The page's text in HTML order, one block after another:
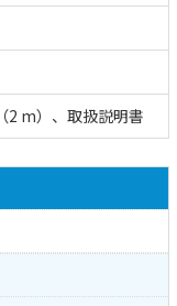
2 m）、取扱説明書